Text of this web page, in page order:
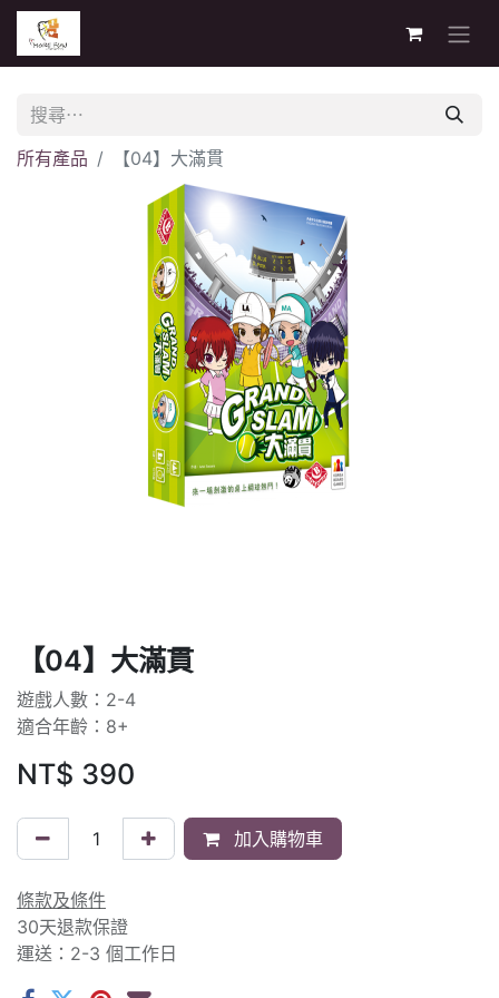
所有產品 【04】大滿貫
【04】大滿貫
遊戲人數：2-4
適合年齡：8+
NT$ 390
加入購物車
條款及條件
30天退款保證
運送：2-3 個工作日